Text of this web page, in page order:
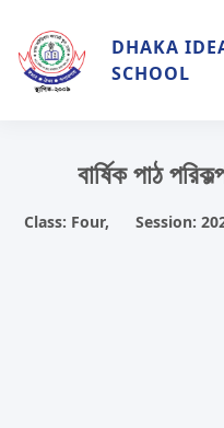
DHAKA
SCHOOL
বার্ষিক পাঠ
Class: Four, Session: